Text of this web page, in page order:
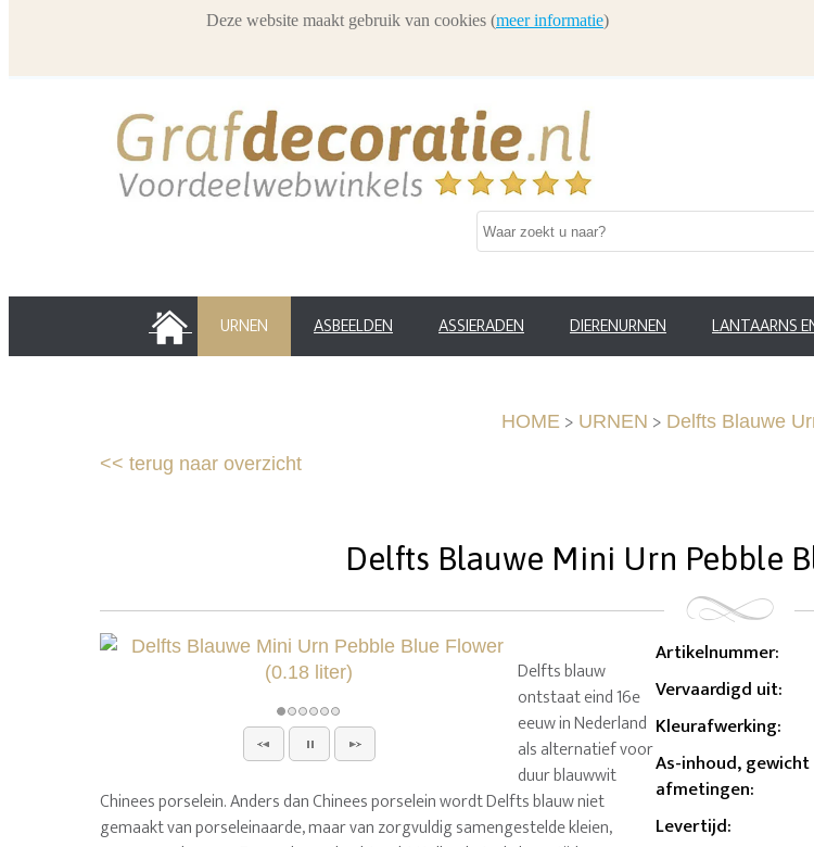
HOME URNEN ASBEELDEN ASSIERADEN DIERENURNEN LANTAARNS
HOME > URNEN > Delfts Blauwe
<< terug naar overzicht
Delfts Blauwe Mini Urn Pebble
Artikelnummer:
Vervaardigd uit:
Kleurafwerking:
As-inhoud, gewicht
afmetingen:
Levertijd:
Delfts blauw
ontstaat eind 16e
eeuw in Nederland
als alternatief voor
duur blauwwit
Chinees porselein. Anders dan Chinees porselein wordt Delfts blauw niet
gemaakt van porseleinaarde, maar van zorgvuldig samengestelde kleien,
Deze website maakt gebruik van cookies (meer informatie)